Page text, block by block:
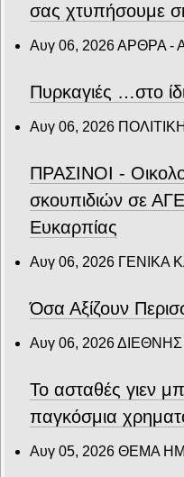
σας χτυπήσουμε
Αυγ 06, 2026ΑΡΘΡΑ -
Πυρκαγιές …στο
Αυγ 06, 2026
ΠΡΑΣΙΝΟΙ -
σκουπιδιών σε
Ευκαρπίας
Αυγ 06, 2026 ΓΕΝΙΚΑ
Όσα Αξίζουν
Αυγ 06, 2026ΔΙΕΘΝΗΣ
Το ασταθές γιεν
παγκόσμια
Αυγ 05, 2026 ΘΕΜΑ